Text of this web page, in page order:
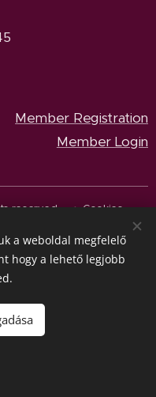
Member Registration
Member Login
reserved. Cookies
a weboldal megfelelő
hogy a lehető legjobb